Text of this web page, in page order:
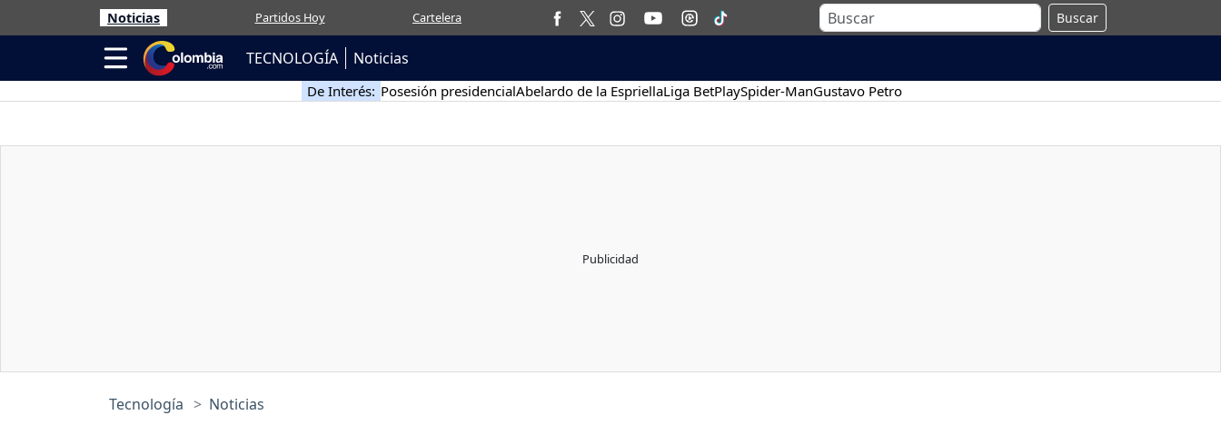
Noticias Partidos Hoy Cartelera Buscar
TECNOLOGÍA Noticias
De Interés: Posesión presidencialAbelardo de la EspriellaLiga BetPlaySpider-ManGustavo Petro
Tecnología Noticias